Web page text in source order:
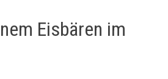
Eisbären im